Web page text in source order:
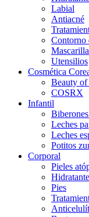
Labial
Antiacné
Contorno
Utensilios
Cosmética
Beauty of
COSRX
Infantil
Leches
Leches
Potitos
Corporal
Pieles
Pies